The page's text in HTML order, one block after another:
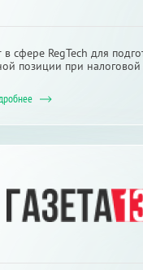
сфере RegTech для
позиции при